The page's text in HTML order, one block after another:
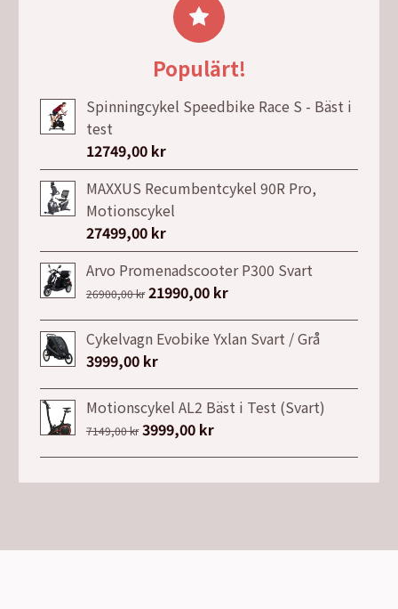
5989,00 kr.
är:
4539,00 kr.
Populärt!
Spinningcykel Speedbike Race S - Bäst i
test
12749,00 kr
MAXXUS Recumbentcykel 90R Pro,
Motionscykel
27499,00 kr
Arvo Promenadscooter P300 Svart
26900,00kr Det
priset
var:
21990,00 krDet
priset
Cykelvagn Evobike Yxlan Svart / Grå
3999,00 kr
Motionscykel AL2 Bäst i Test (Svart)
7149,00kr Det
3999,00 krDet